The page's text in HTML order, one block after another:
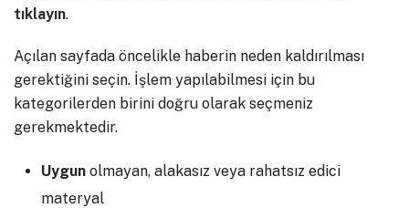
tıklayın.
Açılan sayfada öncelikle haberin neden kaldırılması
gerektiğini seçin. İşlem yapılabilmesi için bu
kategorilerden birini doğru olarak seçmeniz
gerekmektedir.
Uygun olmayan, alakasız veya rahatsız edici
materyal